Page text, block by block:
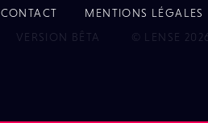
CONTACT
MENTIONS LÉGALES
VERSION BÊTA
© LENSE